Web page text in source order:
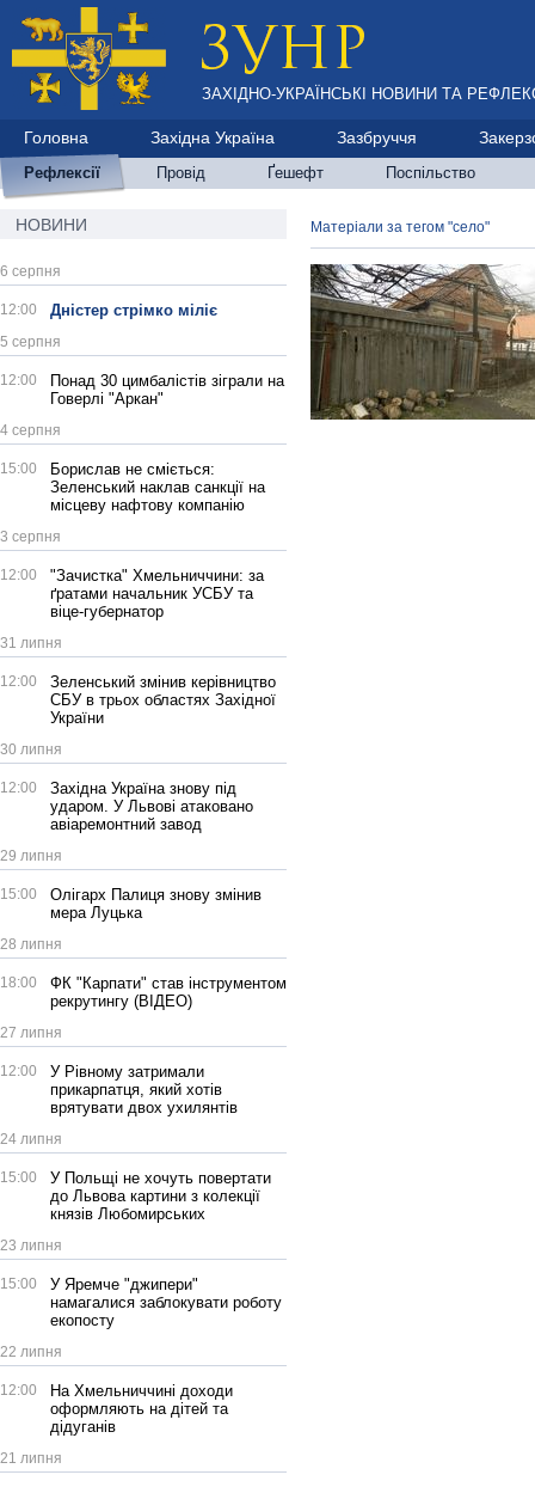
ЗАХІДНО-УКРАЇНСЬКІ НОВИНИ ТА
Головна Західна Україна Зазбруччя
Рефлексії Провід Ґешефт Поспільство
НОВИНИ
6 серпня
12:00 Дністер стрімко міліє
5 серпня
12:00
Понад 30 цимбалістів зіграли на
Говерлі "Аркан"
4 серпня
15:00
Борислав не сміється:
Зеленський наклав санкції на
місцеву нафтову компанію
3 серпня
12:00
"Зачистка" Хмельниччини: за
ґратами начальник УСБУ та
віце-губернатор
31 липня
12:00
Зеленський змінив керівництво
СБУ в трьох областях Західної
України
30 липня
12:00
Західна Україна знову під
ударом. У Львові атаковано
авіаремонтний завод
29 липня
15:00
Олігарх Палиця знову змінив
мера Луцька
28 липня
18:00
ФК "Карпати" став інструментом
рекрутингу (ВІДЕО)
27 липня
12:00
У Рівному затримали
прикарпатця, який хотів
врятувати двох ухилянтів
24 липня
15:00
У Польщі не хочуть повертати
до Львова картини з колекції
князів Любомирських
23 липня
15:00
У Яремче "джипери"
намагалися заблокувати роботу
екопосту
22 липня
12:00
На Хмельниччині доходи
оформляють на дітей та
дідуганів
21 липня
Матеріали за тегом "село"